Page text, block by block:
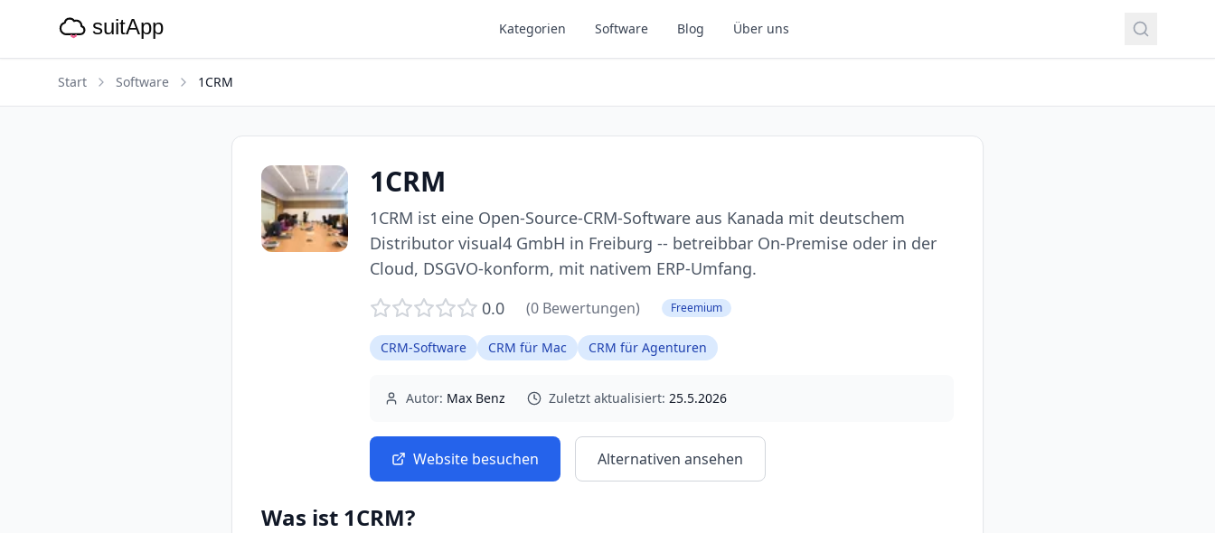
Kategorien Software Blog Über uns
Start Software 1CRM
1CRM
1CRM ist eine Open-Source-CRM-Software aus Kanada mit deutschem
Distributor visual4 GmbH in Freiburg -- betreibbar On-Premise oder in der
Cloud, DSGVO-konform, mit nativem ERP-Umfang.
0.0
(0 Bewertungen) Freemium
CRM-Software CRM für Mac CRM für Agenturen
Autor: Max Benz Zuletzt aktualisiert: 25.5.2026
Website besuchen Alternativen ansehen
Was ist 1CRM?